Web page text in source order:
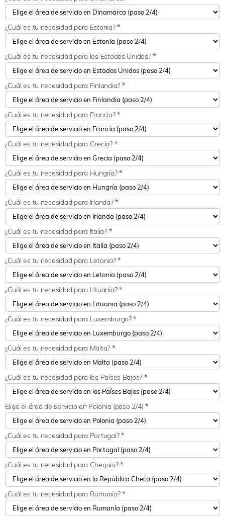
¿Cuál es tu necesidad para Estonia?*
¿Cuál es tu necesidad para los Estados Unidos?*
¿Cuál es tu necesidad para Finlandia? *
¿Cuál es tu necesidad para Francia?*
¿Cuál es tu necesidad para Grecia? *
¿Cuál es tu necesidad para Hungría?*
¿Cuál es tu necesidad para Irlanda?*
¿Cuál es tu necesidad para Italia? *
¿Cuál es tu necesidad para Letonia?*
¿Cuál es tu necesidad para Lituania?*
¿Cuál es tu necesidad para Luxemburgo?*
¿Cuál es tu necesidad para Malta? *
¿Cuál es tu necesidad para los Países Bajos? *
Elige el área de servicio en Polonia (paso 2/4)*
¿Cuál es tu necesidad para Portugal?*
¿Cuál es tu necesidad para Chequia?*
¿Cuál es tu necesidad para Rumanía?*